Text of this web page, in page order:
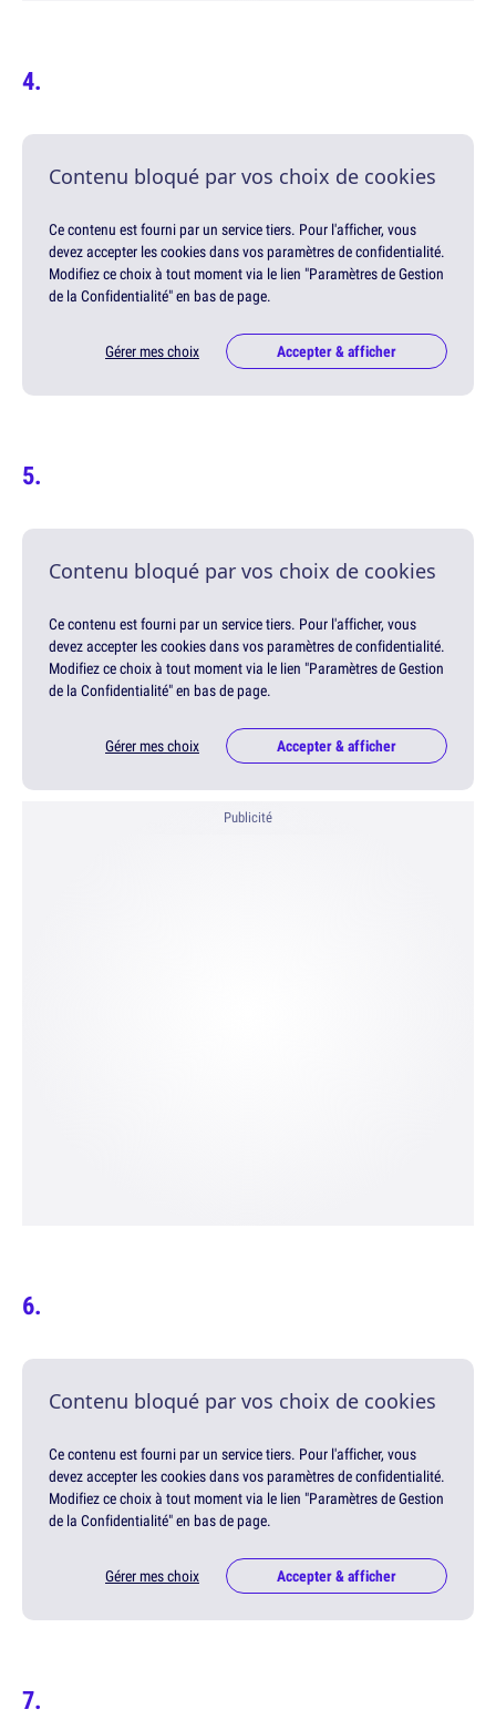
Contenu bloqué par vos choix de cookies
Ce contenu est fourni par un service tiers. Pour l'afficher, vous
devez accepter les cookies dans vos paramètres de confidentialité.
Modifiez ce choix à tout moment via le lien "Paramètres de Gestion
de la Confidentialité" en bas de page.
Gérer mes choix Accepter & afficher
Contenu bloqué par vos choix de cookies
Ce contenu est fourni par un service tiers. Pour l'afficher, vous
devez accepter les cookies dans vos paramètres de confidentialité.
Modifiez ce choix à tout moment via le lien "Paramètres de Gestion
de la Confidentialité" en bas de page.
Gérer mes choix Accepter & afficher
Publicité
Contenu bloqué par vos choix de cookies
Ce contenu est fourni par un service tiers. Pour l'afficher, vous
devez accepter les cookies dans vos paramètres de confidentialité.
Modifiez ce choix à tout moment via le lien "Paramètres de Gestion
de la Confidentialité" en bas de page.
Gérer mes choix Accepter & afficher